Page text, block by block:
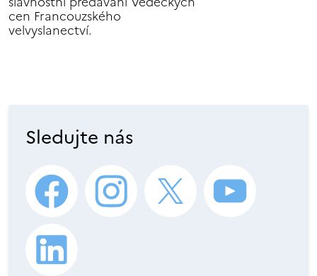
cen Francouzského
velvyslanectví.
Sledujte nás